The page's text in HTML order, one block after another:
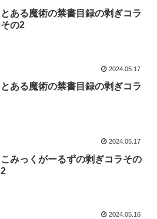
とある魔術の禁書目録の剥ぎコラ
その2
2024.05.17
とある魔術の禁書目録の剥ぎコラ
2024.05.17
こみっくがーるずの剥ぎコラその
2
2024.05.16